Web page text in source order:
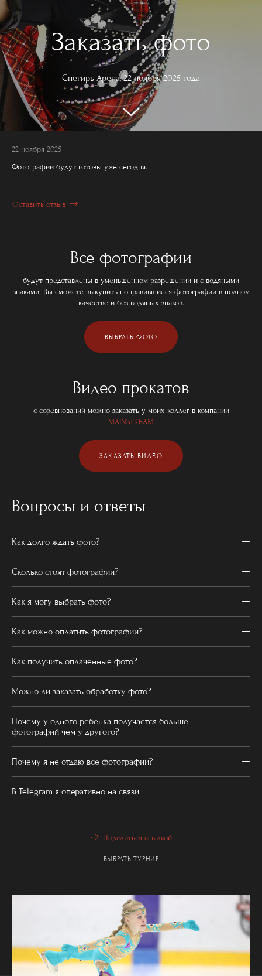
Заказать фото
Снегирь Арена, 22 ноября 2025 года
22 ноября 2025
Фотографии будут готовы уже сегодня.
Оставить отзыв
Все фотографии
будут представлены в уменьшенном разрешении и с водяными
знаками. Вы сможете выкупить понравившиеся фотографии в полном
качестве и без водяных знаков.
ВЫБРАТЬ ФОТО
Видео прокатов
с соревнований можно заказать у моих коллег в компании
MAINSTREAM
ЗАКАЗАТЬ ВИДЕО
Вопросы и ответы
Как долго ждать фото?
Сколько стоят фотографии?
Как я могу выбрать фото?
Как можно оплатить фотографии?
Как получить оплаченные фото?
Можно ли заказать обработку фото?
Почему у одного ребенка получается больше
фотографий чем у другого?
Почему я не отдаю все фотографии?
В Telegram я оперативно на связи
Поделиться ссылкой
ВЫБРАТЬ ТУРНИР